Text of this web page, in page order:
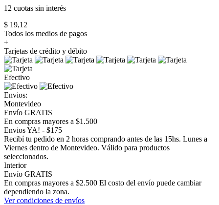
12 cuotas sin interés
$ 19,12
Todos los medios de pagos
+
Tarjetas de crédito y débito
Efectivo
Envios:
Montevideo
Envío GRATIS
En compras mayores a $1.500
Envios YA! - $175
Recibí tu pedido en 2 horas comprando antes de las 15hs. Lunes a
Viernes dentro de Montevideo. Válido para productos
seleccionados.
Interior
Envío GRATIS
En compras mayores a $2.500 El costo del envío puede cambiar
dependiendo la zona.
Ver condiciones de envíos